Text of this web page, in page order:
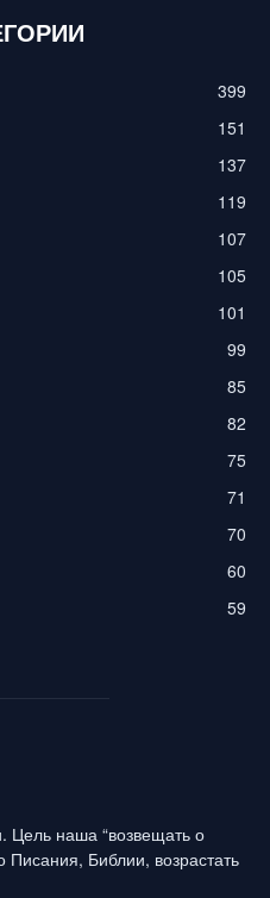
399
151
137
119
107
105
101
99
85
82
75
71
70
60
59
Цель наша “возвещать о
Писания, Библии, возрастать